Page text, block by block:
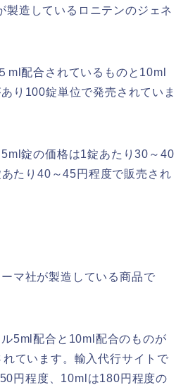
製造しているロニテンのジェネ
ml配合されているものと10ml
り100錠単位で発売されていま
錠の価格は1錠あたり30～40
たり40～45円程度で販売され
マ社が製造している商品で
5ml配合と10ml配合のものが
ています。輸入代行サイトで
円程度、10mlは180円程度の